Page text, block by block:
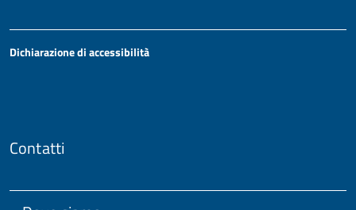
Dichiarazione di accessibilità
Contatti